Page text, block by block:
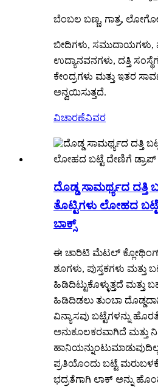
ಬೆಂಬಲ ಬಣ್ಣ, ಗಾತ್ರ, ಲೋಗೋ
ಬೀದಿಗಳು,
ಉದ್ಯಾನವನಗಳು, ದತ್ತಿ
ಕೇಂದ್ರಗಳು ಮತ್ತು ಇತರ
ಅನ್ವಯಿಸುತ್ತದೆ.
ವಿಚಾರಣೆವಿವರ
ದೊಡ್ಡ ಸಾಮರ್ಥ್ಯದ ದತ್ತಿ
ತೊಟ್ಟಿಗಳು ಲೋಹದ
ಬಾಕ್ಸ್
ಈ ಚಾರಿಟಿ ಮೆಟಲ್ ಕ್ಲೋಥಿಂಗ್
ಶೂಗಳು, ಪುಸ್ತಕಗಳು ಮತ್ತು
ಹಿಡಿದಿಟ್ಟುಕೊಳ್ಳುತ್ತದೆ ಮತ್ತು
ಹಿಡಿದಿಡಲು ತುಂಬಾ
ವಿನ್ಯಾಸವು ಬಟ್ಟೆಗಳನ್ನು
ಅನುಕೂಲಕರವಾಗಿದೆ ಮತ್ತು
ಪ್ರತಿಯೊಂದು ಬಟ್ಟೆ
ಭದ್ರತೆಗಾಗಿ ಲಾಕ್ ಅನ್ನು